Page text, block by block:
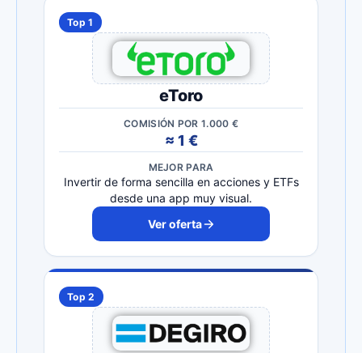
Top 1
eToro
COMISIÓN POR 1.000 €
≈ 1 €
MEJOR PARA
Invertir de forma sencilla en acciones y ETFs
desde una app muy visual.
Ver oferta
Top 2